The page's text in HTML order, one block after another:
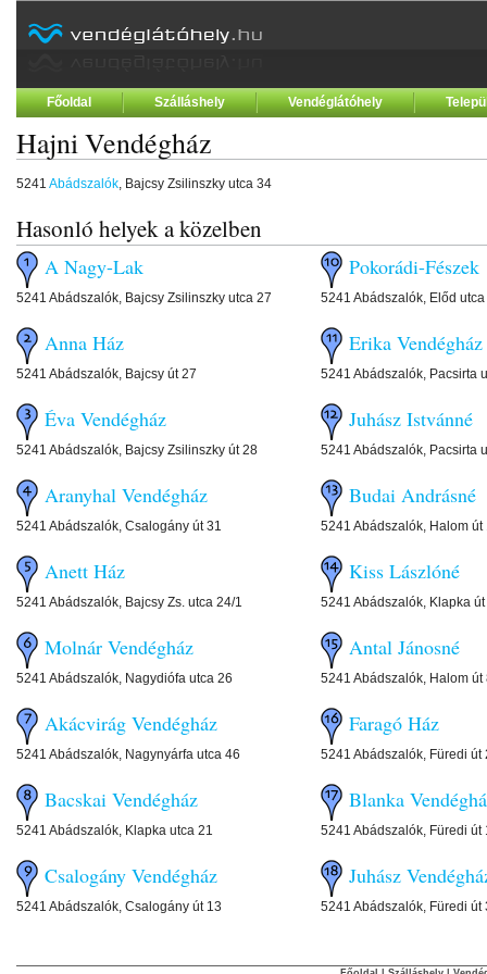
Főoldal Szálláshely Vendéglátóhely
Hajni Vendégház
5241 Abádszalók, Bajcsy Zsilinszky utca 34
Hasonló helyek a közelben
A Nagy-Lak
5241 Abádszalók, Bajcsy Zsilinszky utca 27
Anna Ház
5241 Abádszalók, Bajcsy út 27
Éva Vendégház
5241 Abádszalók, Bajcsy Zsilinszky út 28
Aranyhal Vendégház
5241 Abádszalók, Csalogány út 31
Anett Ház
5241 Abádszalók, Bajcsy Zs. utca 24/1
Molnár Vendégház
5241 Abádszalók, Nagydiófa utca 26
Akácvirág Vendégház
5241 Abádszalók, Nagynyárfa utca 46
Bacskai Vendégház
5241 Abádszalók, Klapka utca 21
Csalogány Vendégház
5241 Abádszalók, Csalogány út 13
Pokorádi-Fészek
5241 Abádszalók, Előd
Erika Vendégház
5241 Abádszalók, Pacsirta
Juhász Istvánné
5241 Abádszalók, Pacsirta
Budai Andrásné
5241 Abádszalók, Halom út
Kiss Lászlóné
5241 Abádszalók, Klapka út
Antal Jánosné
5241 Abádszalók, Halom út
Faragó Ház
5241 Abádszalók, Füredi út
Blanka
5241 Abádszalók, Füredi út
Juhász
5241 Abádszalók, Füredi út